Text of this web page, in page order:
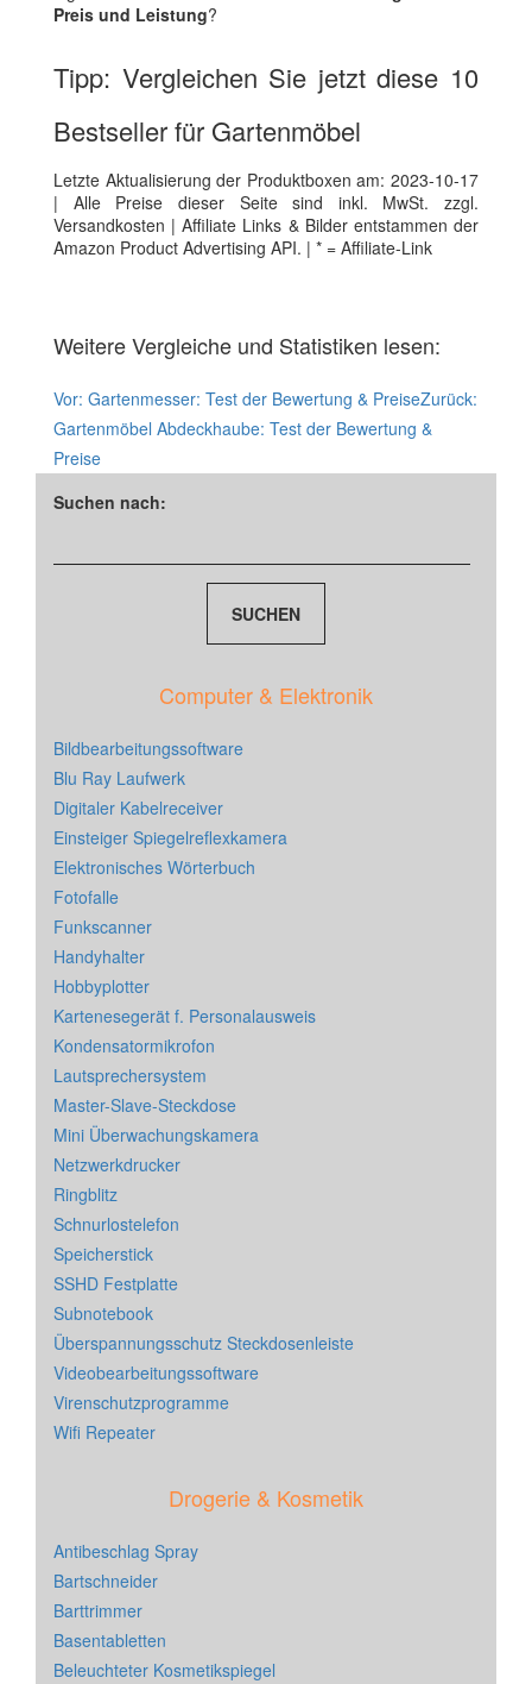
Preis und Leistung?
Tipp: Vergleichen Sie jetzt diese 10
Bestseller für Gartenmöbel
Letzte Aktualisierung der Produktboxen am: 2023-10-17
| Alle Preise dieser Seite sind inkl. MwSt. zzgl.
Versandkosten | Affiliate Links & Bilder entstammen der
Amazon Product Advertising API. | * = Affiliate-Link
Weitere Vergleiche und Statistiken lesen:
Vor: Gartenmesser: Test der Bewertung & PreiseZurück:
Gartenmöbel Abdeckhaube: Test der Bewertung &
Preise
Suchen nach:
Computer & Elektronik
Bildbearbeitungssoftware
Blu Ray Laufwerk
Digitaler Kabelreceiver
Einsteiger Spiegelreflexkamera
Elektronisches Wörterbuch
Fotofalle
Funkscanner
Handyhalter
Hobbyplotter
Kartenesegerät f. Personalausweis
Kondensatormikrofon
Lautsprechersystem
Master-Slave-Steckdose
Mini Überwachungskamera
Netzwerkdrucker
Ringblitz
Schnurlostelefon
Speicherstick
SSHD Festplatte
Subnotebook
Überspannungsschutz Steckdosenleiste
Videobearbeitungssoftware
Virenschutzprogramme
Wifi Repeater
Drogerie & Kosmetik
Antibeschlag Spray
Bartschneider
Barttrimmer
Basentabletten
Beleuchteter Kosmetikspiegel